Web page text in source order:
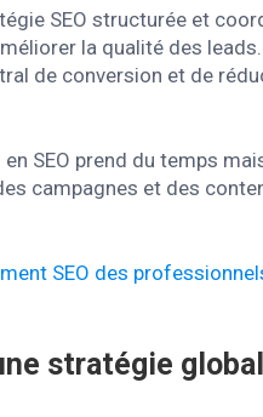
SEO structurée et
la qualité des
de conversion et de
SEO prend du temps
campagnes et des
SEO des
stratégie